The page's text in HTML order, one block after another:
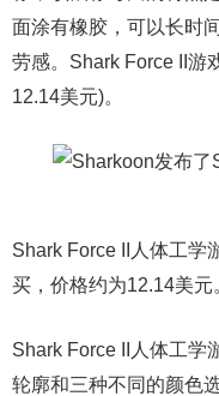
面涂有橡胶，可以长时
劳感。Shark Force II游
12.14美元)。
Shark Force II人体工学
买，价格约为12.14美元
Shark Force II人体工学
轮廓和三种不同的颜色